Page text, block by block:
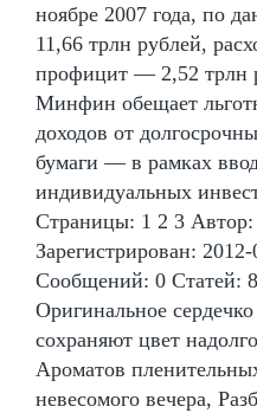
ноябре 2007 года, по
11,66 трлн рублей,
профицит — 2,52 трлн
Минфин обещает
доходов от
бумаги — в рамках
индивидуальных
Страницы: 1 2 3 Автор:
Зарегистрирован:
Сообщений: 0 Статей:
Оригинальное
сохраняют цвет
Ароматов
невесомого вечера,